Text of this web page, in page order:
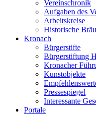
Vereinschronik
Aufgaben des
Arbeitskreise
Historische
Kronach
Bürgerstifte
Bürgerstiftung
Kronacher
Kunstobjekte
Pressespiegel
Interessante
Portale